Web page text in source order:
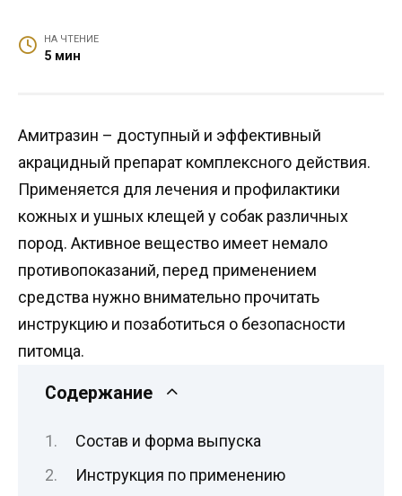
НА ЧТЕНИЕ
5 мин
Амитразин – доступный и эффективный
акрацидный препарат комплексного действия.
Применяется для лечения и профилактики
кожных и ушных клещей у собак различных
пород. Активное вещество имеет немало
противопоказаний, перед применением
средства нужно внимательно прочитать
инструкцию и позаботиться о безопасности
питомца.
Содержание
Состав и форма выпуска
Инструкция по применению